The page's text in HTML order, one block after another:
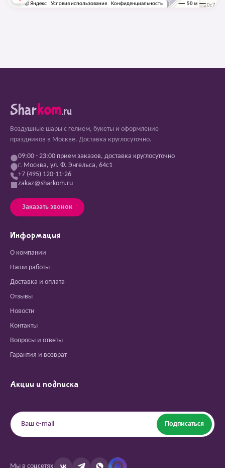
Sharkom.ru
Воздушные шары с гелием, букеты и оформление
праздников в Москве. Доставка круглосуточно.
09:00 - 23:00 прием заказов, доставка круглосуточно
г. Москва, ул. Ф. Энгельса, 64с1
+7 (495) 120-11-26
zakaz@sharkom.ru
Заказать звонок
Информация
О компании
Наши работы
Доставка и оплата
Отзывы
Новости
Контакты
Вопросы и ответы
Гарантия и возврат
Акции и подписка
Подписаться
Мы в соцсетях